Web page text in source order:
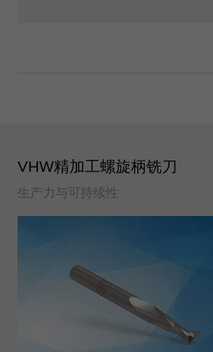
VHW精加工螺旋柄铣刀
生产力与可持续性